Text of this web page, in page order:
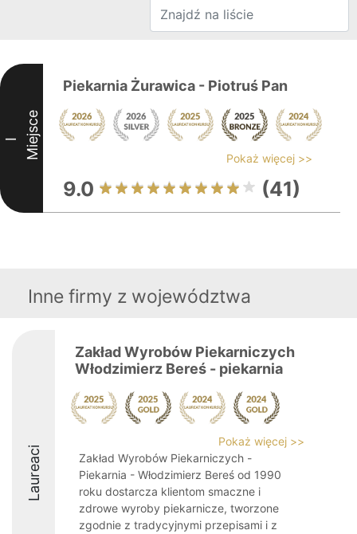
I Miejsce
Piekarnia Żurawica - Piotruś Pan
Pokaż więcej >>
9.0 (41)
Inne firmy z województwa
Laureaci
Zakład Wyrobów Piekarniczych
Włodzimierz Bereś - piekarnia
Pokaż więcej >>
Zakład Wyrobów Piekarniczych -
Piekarnia - Włodzimierz Bereś od 1990
roku dostarcza klientom smaczne i
zdrowe wyroby piekarnicze, tworzone
zgodnie z tradycyjnymi przepisami i z